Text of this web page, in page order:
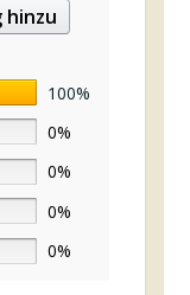
hinzu
100%
0%
0%
0%
0%